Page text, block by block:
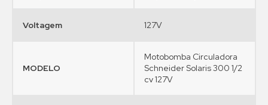
Voltagem 127V
MODELO
Motobomba Circuladora
Schneider Solaris 300 1/2
cv 127V